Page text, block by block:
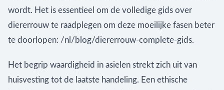
wordt. Het is essentieel om de volledige gids over
diererrouw te raadplegen om deze moeilijke fasen beter
te doorlopen: /nl/blog/diererrouw-complete-gids.
Het begrip waardigheid in asielen strekt zich uit van
huisvesting tot de laatste handeling. Een ethische